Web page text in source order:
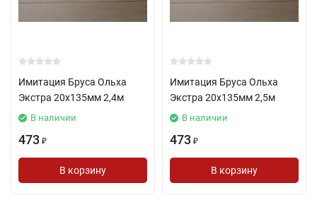
Имитация Бруса Ольха
Экстра 20х135мм 2,4м
В наличии
473 ₽
В корзину
Имитация Бруса Ольха
Экстра 20х135мм 2,5м
В наличии
473 ₽
В корзину